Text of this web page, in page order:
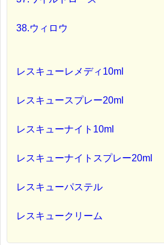
38.ウィロウ
レスキューレメディ10ml
レスキュースプレー20ml
レスキューナイト10ml
レスキューナイトスプレー20ml
レスキューパステル
レスキュークリーム